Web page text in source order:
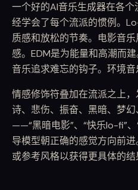
一个好的AI音乐生成器在各
经学会了每个流派的惯例。
质感和放松的节奏。电影音
感。EDM是为能量和高潮而
音乐追求难忘的钩子。环境音
情感修饰符叠加在流派之上
诗、悲伤、振奋、黑暗、梦
——“黑暗电影”、“快乐lo-fi”
导模型朝正确的感觉方向前
或参考风格以获得更具体的结